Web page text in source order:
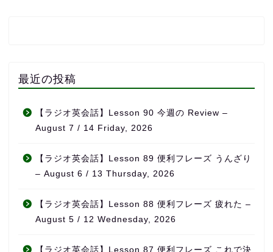
最近の投稿
【ラジオ英会話】Lesson 90 今週の Review –
August 7 / 14 Friday, 2026
【ラジオ英会話】Lesson 89 便利フレーズ うんざり
– August 6 / 13 Thursday, 2026
【ラジオ英会話】Lesson 88 便利フレーズ 疲れた –
August 5 / 12 Wednesday, 2026
【ラジオ英会話】Lesson 87 便利フレーズ これで決